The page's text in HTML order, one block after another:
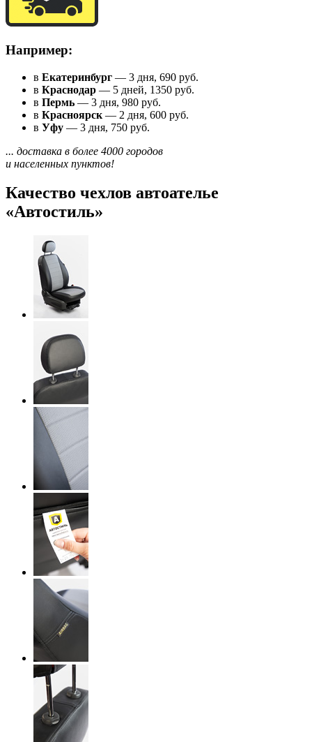
Например:
в Екатеринбург — 3 дня, 690 руб.
в Краснодар — 5 дней, 1350 руб.
в Пермь — 3 дня, 980 руб.
в Красноярск — 2 дня, 600 руб.
в Уфу — 3 дня, 750 руб.
... доставка в более 4000 городов
и населенных пунктов!
Качество чехлов автоателье
«Автостиль»